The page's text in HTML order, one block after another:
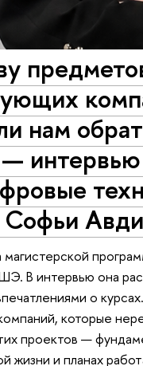
нам
В интервью она
о
которые
проектов —
жизни и планах